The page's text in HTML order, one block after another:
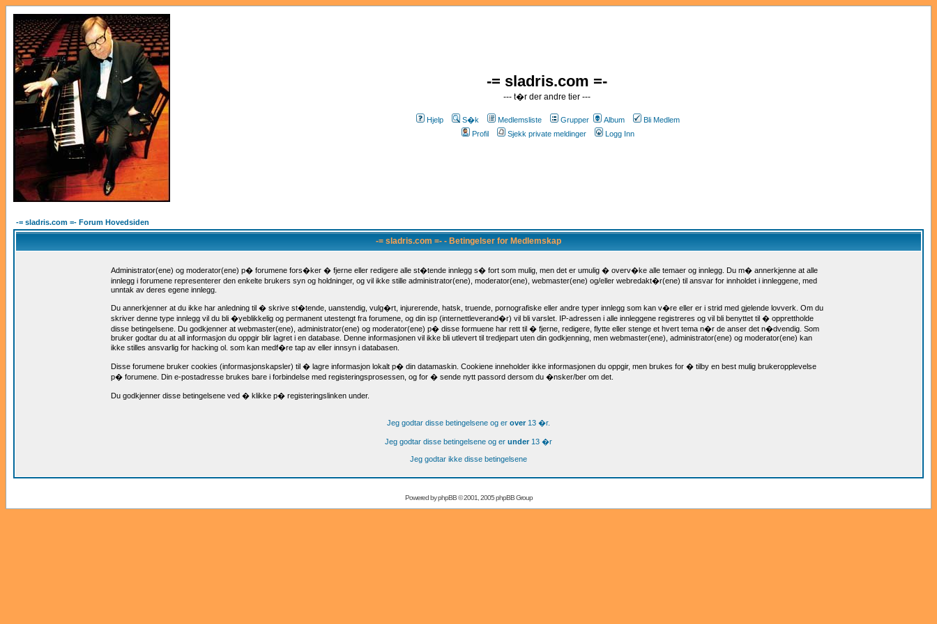
-= sladris.com =-
--- t�r der andre tier ---
Hjelp S�k Medlemsliste Grupper Album
Bli Medlem
Profil
Sjekk private meldinger Logg Inn
-= sladris.com =- Forum Hovedsiden
-= sladris.com =- - Betingelser for Medlemskap
Administrator(ene) og moderator(ene) p� forumene fors�ker � fjerne eller redigere alle st�tende innlegg s� fort som mulig, men det er umulig � overv�ke alle temaer og innlegg. Du m� annerkjenne at alle
innlegg i forumene representerer den enkelte brukers syn og holdninger, og vil ikke stille administrator(ene), moderator(ene), webmaster(ene) og/eller webredakt�r(ene) til ansvar for innholdet i innleggene, med
unntak av deres egene innlegg.
Du annerkjenner at du ikke har anledning til � skrive st�tende, uanstendig, vulg�rt, injurerende, hatsk, truende, pornografiske eller andre typer innlegg som kan v�re eller er i strid med gjelende lovverk. Om du
skriver denne type innlegg vil du bli �yeblikkelig og permanent utestengt fra forumene, og din isp (internettleverand�r) vil bli varslet. IP-adressen i alle innleggene registreres og vil bli benyttet til � opprettholde
disse betingelsene. Du godkjenner at webmaster(ene), administrator(ene) og moderator(ene) p� disse formuene har rett til � fjerne, redigere, flytte eller stenge et hvert tema n�r de anser det n�dvendig. Som
bruker godtar du at all informasjon du oppgir blir lagret i en database. Denne informasjonen vil ikke bli utlevert til tredjepart uten din godkjenning, men webmaster(ene), administrator(ene) og moderator(ene) kan
ikke stilles ansvarlig for hacking ol. som kan medf�re tap av eller innsyn i databasen.
Disse forumene bruker cookies (informasjonskapsler) til � lagre informasjon lokalt p� din datamaskin. Cookiene inneholder ikke informasjonen du oppgir, men brukes for � tilby en best mulig brukeropplevelse
p� forumene. Din e-postadresse brukes bare i forbindelse med registeringsprosessen, og for � sende nytt passord dersom du �nsker/ber om det.
Du godkjenner disse betingelsene ved � klikke p� registeringslinken under.
Jeg godtar disse betingelsene og er over13 �r.
Jeg godtar disse betingelsene og er under13 �r
Jeg godtar ikke disse betingelsene
Powered byphpBB© 2001, 2005 phpBB Group